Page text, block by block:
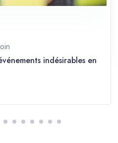
Tous niveaux
indésirables en